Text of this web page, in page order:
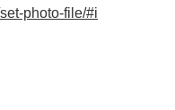
photo-file/#i